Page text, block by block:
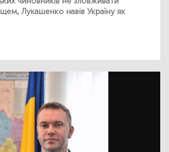
Лукашенко навів Україну як